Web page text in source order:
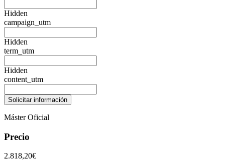
Hidden
campaign_utm
Hidden
term_utm
Hidden
content_utm
Máster Oficial
Precio
2.818,20€